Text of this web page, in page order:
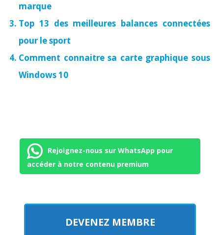
marque
Top 13 des meilleures balances connectées
pour le sport
Comment connaitre sa carte graphique sous
Windows 10
Rejoignez-nous sur WhatsApp pour
accéder à notre contenu premium
DEVENEZ MEMBRE